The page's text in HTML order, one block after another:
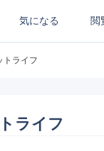
気になる 閲
トライフ
ライフ